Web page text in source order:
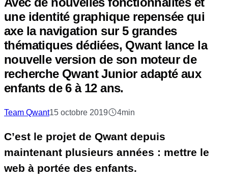
une identité graphique repensée qui
axe la navigation sur 5 grandes
thématiques dédiées, Qwant lance la
nouvelle version de son moteur de
recherche Qwant Junior adapté aux
enfants de 6 à 12 ans.
Team Qwant15 octobre 2019 4min
C’est le projet de Qwant depuis
maintenant plusieurs années : mettre le
web à portée des enfants.